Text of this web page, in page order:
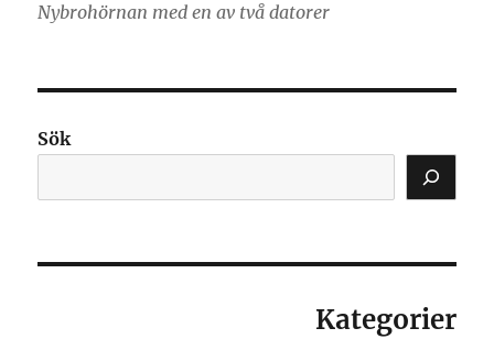
Nybrohörnan med en av två datorer
Sök
Kategorier